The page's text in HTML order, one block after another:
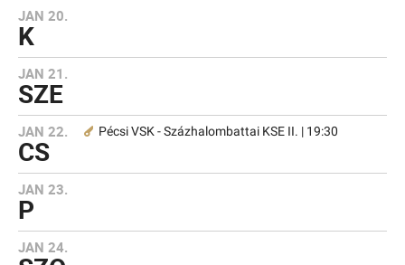
JAN 20.
K
JAN 21.
SZE
JAN 22.
CS
Pécsi VSK - Százhalombattai KSE II. | 19:30
JAN 23.
P
JAN 24.